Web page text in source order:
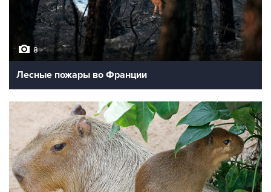
8
Лесные пожары во Франции